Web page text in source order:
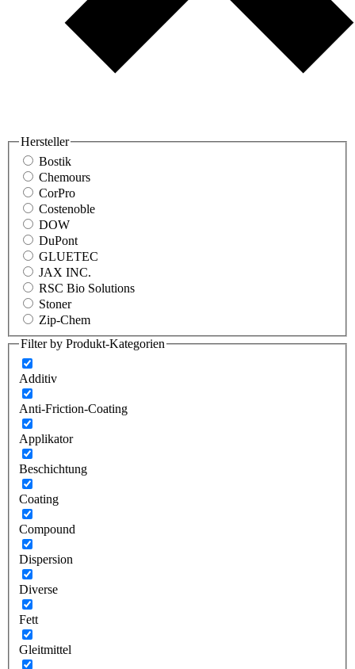
Hersteller
Bostik
Chemours
CorPro
Costenoble
DOW
DuPont
GLUETEC
JAX INC.
RSC Bio Solutions
Stoner
Zip-Chem
Filter by Produkt-Kategorien
Additiv
Anti-Friction-Coating
Applikator
Beschichtung
Coating
Compound
Dispersion
Diverse
Fett
Gleitmittel